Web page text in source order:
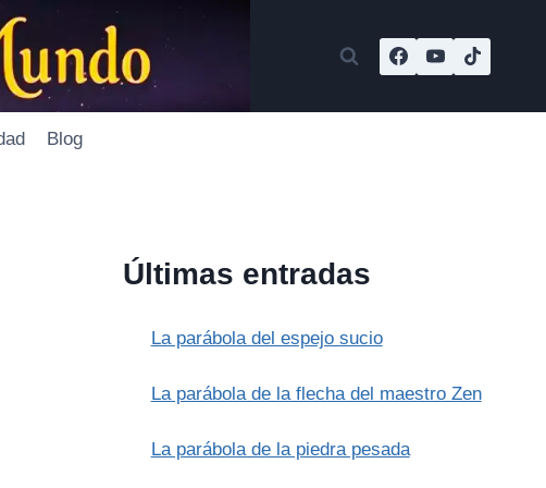
Blog
Últimas entradas
La parábola del espejo sucio
La parábola de la flecha del maestro Zen
La parábola de la piedra pesada